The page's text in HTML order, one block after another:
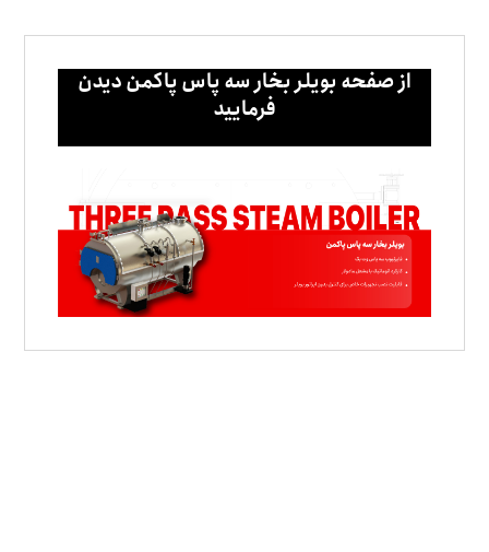
از صفحه بویلر بخار سه پاس پاکمن دیدن
فرمایید